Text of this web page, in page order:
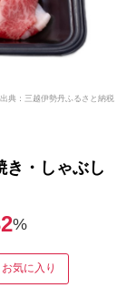
出典：三越伊勢丹ふるさと納税
き・しゃぶし
%
お気に入り